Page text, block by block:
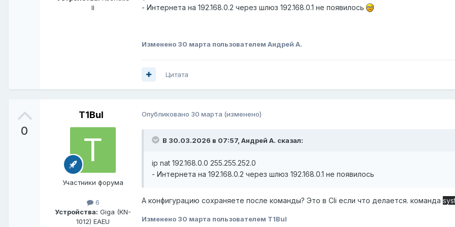
II
- Интернета на 192.168.0.2 через шлюз 192.168.0.1 не появилось
Изменено 30 марта пользователем Андрей А.
Цитата
0
T1Bul
Участники форума
6
Устройства: Giga (KN-
1012) EAEU
Опубликовано 30 марта (изменено)
В 30.03.2026 в 07:57, Андрей А. сказал:
ip nat 192.168.0.0 255.255.252.0
- Интернета на 192.168.0.2 через шлюз 192.168.0.1 не появилось
А конфигурацию сохраняете после команды? Это в Cli если что делается. команда
Изменено 30 марта пользователем T1Bul